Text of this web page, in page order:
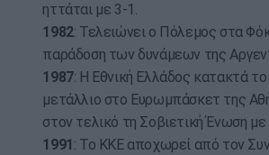
ηττάται με 3-1.
1982: Τελειώνει ο Πόλεμος στα
παράδοση των δυνάμεων της
1987: Η Εθνική Ελλάδος κατακτά
μετάλλιο στο Ευρωμπάσκετ της
στον τελικό τη Σοβιετική Ένωση
1991 : Το ΚΚΕ αποχωρεί από τον